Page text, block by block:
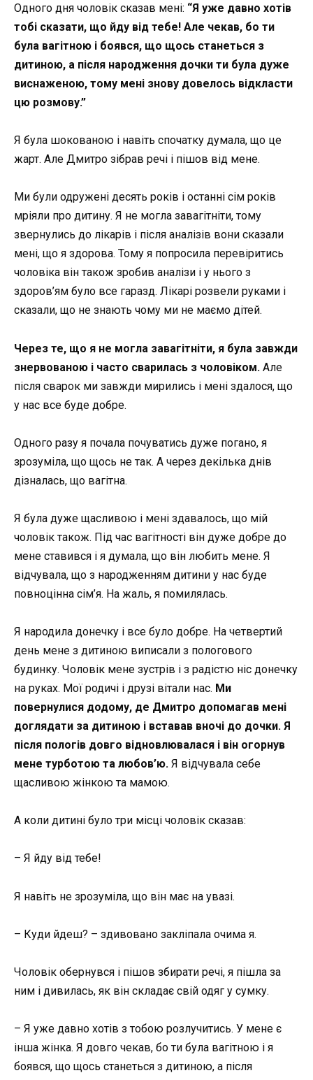
Одного дня чоловік сказав мені: “Я уже давно хотів
тобі сказати, що йду від тебе! Але чекав, бо ти
була вагітною і боявся, що щось станеться з
дитиною, а після народження дочки ти була дуже
виснаженою, тому мені знову довелось відкласти
цю розмову.”
Я була шокованою і навіть спочатку думала, що це
жарт. Але Дмитро зібрав речі і пішов від мене.
Ми були одружені десять років і останні сім років
мріяли про дитину. Я не могла завагітніти, тому
звернулись до лікарів і після аналізів вони сказали
мені, що я здорова. Тому я попросила перевіритись
чоловіка він також зробив аналізи і у нього з
здоров’ям було все гаразд. Лікарі розвели руками і
сказали, що не знають чому ми не маємо дітей.
Через те, що я не могла завагітніти, я була завжди
знервованою і часто сварилась з чоловіком. Але
після сварок ми завжди мирились і мені здалося, що
у нас все буде добре.
Одного разу я почала почуватись дуже погано, я
зрозуміла, що щось не так. А через декілька днів
дізналась, що вагітна.
Я була дуже щасливою і мені здавалось, що мій
чоловік також. Під час вагітності він дуже добре до
мене ставився і я думала, що він любить мене. Я
відчувала, що з народженням дитини у нас буде
повноцінна сім’я. На жаль, я помилялась.
Я народила донечку і все було добре. На четвертий
день мене з дитиною виписали з пологового
будинку. Чоловік мене зустрів і з радістю ніс донечку
на руках. Мої родичі і друзі вітали нас. Ми
повернулися додому, де Дмитро допомагав мені
доглядати за дитиною і вставав вночі до дочки. Я
після пологів довго відновлювалася і він огорнув
мене турботою та любов’ю. Я відчувала себе
щасливою жінкою та мамою.
А коли дитині було три місці чоловік сказав:
– Я йду від тебе!
Я навіть не зрозуміла, що він має на увазі.
– Куди йдеш? – здивовано закліпала очима я.
Чоловік обернувся і пішов збирати речі, я пішла за
ним і дивилась, як він складає свій одяг у сумку.
– Я уже давно хотів з тобою розлучитись. У мене є
інша жінка. Я довго чекав, бо ти була вагітною і я
боявся, що щось станеться з дитиною, а після